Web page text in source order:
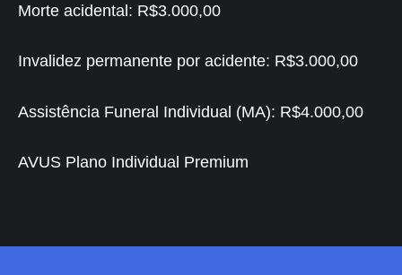
Morte acidental: R$3.000,00
Invalidez permanente por acidente: R$3.000,00
Assistência Funeral Individual (MA): R$4.000,00
AVUS Plano Individual Premium